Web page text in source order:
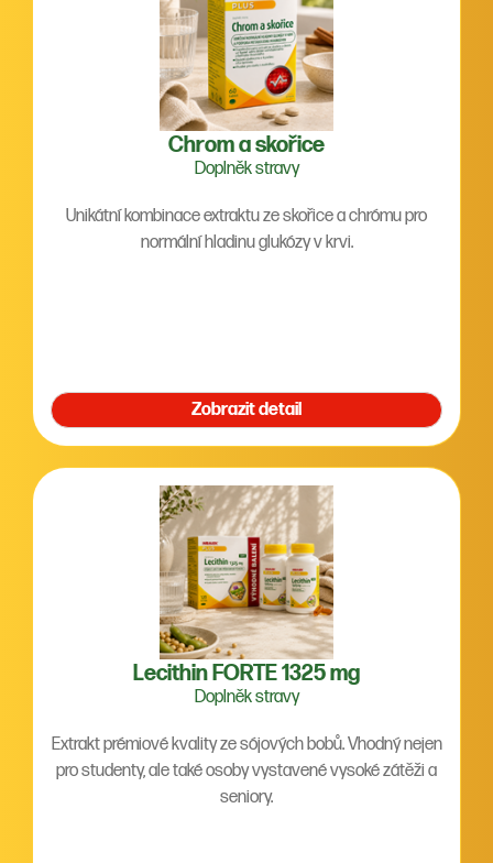
Chrom a skořice
Doplněk stravy
Unikátní kombinace extraktu ze skořice a chrómu pro
normální hladinu glukózy v krvi.
Zobrazit detail
Lecithin FORTE 1325 mg
Doplněk stravy
Extrakt prémiové kvality ze sójových bobů. Vhodný nejen
pro studenty, ale také osoby vystavené vysoké zátěži a
seniory.